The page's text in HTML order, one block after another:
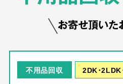
お寄せ頂いた
不用品回収 2DK･